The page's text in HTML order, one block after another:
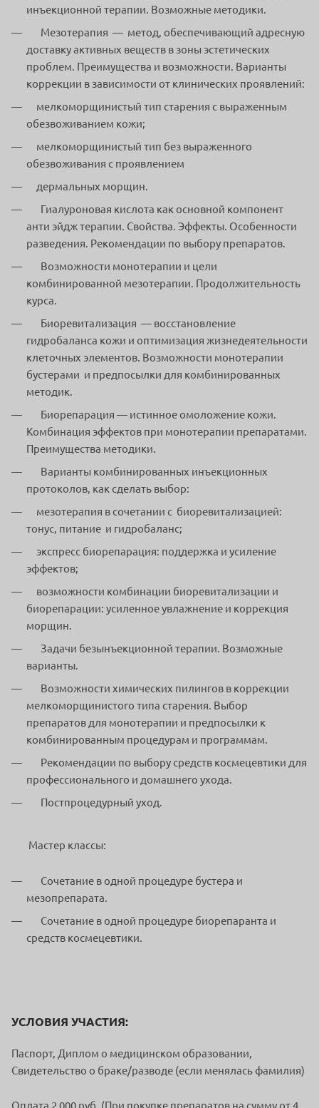
инъекционной терапии. Возможные методики.
Мезотерапия — метод, обеспечивающий адресную
доставку активных веществ в зоны эстетических
проблем. Преимущества и возможности. Варианты
коррекции в зависимости от клинических проявлений:
мелкоморщинистый тип старения с выраженным
обезвоживанием кожи;
мелкоморщинистый тип без выраженного
обезвоживания с проявлением
дермальных морщин.
Гиалуроновая кислота как основной компонент
анти эйдж терапии. Свойства. Эффекты. Особенности
разведения. Рекомендации по выбору препаратов.
Возможности монотерапии и цели
комбинированной мезотерапии. Продолжительность
курса.
Биоревитализация — восстановление
гидробаланса кожи и оптимизация жизнедеятельности
клеточных элементов. Возможности монотерапии
бустерами и предпосылки для комбинированных
методик.
Биорепарация — истинное омоложение кожи.
Комбинация эффектов при монотерапии препаратами.
Преимущества методики.
Варианты комбинированных инъекционных
протоколов, как сделать выбор:
мезотерапия в сочетании с биоревитализацией:
тонус, питание и гидробаланс;
экспресс биорепарация: поддержка и усиление
эффектов;
возможности комбинации биоревитализации и
биорепарации: усиленное увлажнение и коррекция
морщин.
Задачи безынъекционной терапии. Возможные
варианты.
Возможности химических пилингов в коррекции
мелкоморщинистого типа старения. Выбор
препаратов для монотерапии и предпосылки к
комбинированным процедурам и программам.
Рекомендации по выбору средств космецевтики для
профессионального и домашнего ухода.
Постпроцедурный уход.
Мастер классы:
Сочетание в одной процедуре бустера и
мезопрепарата.
Cочетание в одной процедуре биорепаранта и
средств космецевтики.
УСЛОВИЯ УЧАСТИЯ:
Паспорт, Диплом о медицинском образовании,
Свидетельство о браке/разводе (если менялась фамилия)